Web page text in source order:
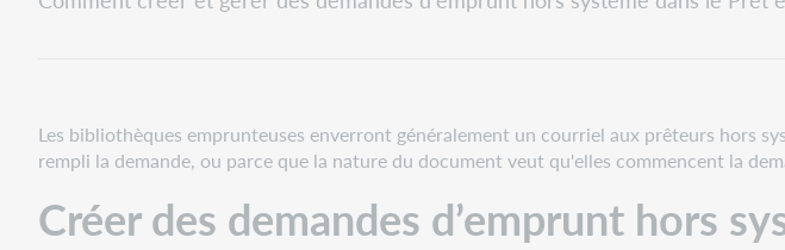
des
Mettre
à
jour
les
Les bibliothèques emprunteuses enverront généralement un courriel aux prêteurs hors
rempli la demande, ou parce que la nature du document veut qu'elles commencent la
Créer des demandes d’emprunt hors